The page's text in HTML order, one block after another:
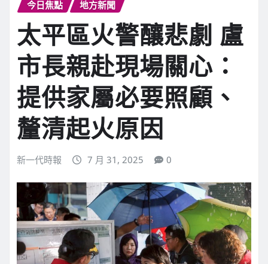
今日焦點 地方新聞
太平區火警釀悲劇 盧
市長親赴現場關心：
提供家屬必要照顧、
釐清起火原因
新一代時報 7 月 31, 2025 0